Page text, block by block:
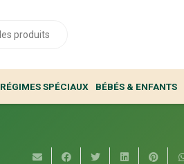
RÉGIMES SPÉCIAUX BÉBÉS & ENFANTS